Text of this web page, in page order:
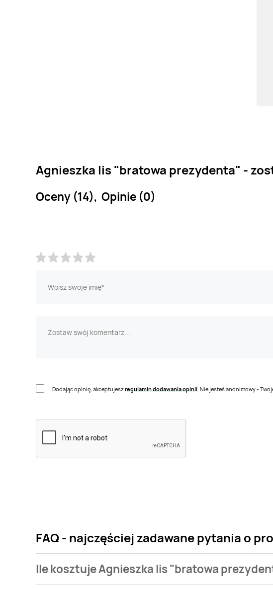
Agnieszka lis "bratowa prezydenta" -
Oceny (14), Opinie (0)
Dodając opinię, akceptujeszregulamin dodawania opinii . Nie jesteś anonimowy -
FAQ - najczęściej zadawane pytania o
Ile kosztuje Agnieszka lis "bratowa